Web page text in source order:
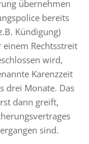
übernehmen
bereits
Kündigung)
Rechtsstreit
wird,
Karenzzeit
drei Monate. Das
dann greift,
sind.